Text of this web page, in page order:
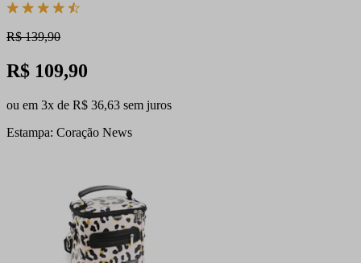
R$ 139,90
R$ 109,90
ou em 3x de R$ 36,63 sem juros
Estampa: Coração News